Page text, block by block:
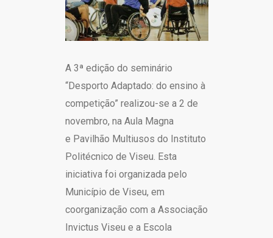
CONTACTOS
A 3ª edição do seminário
“Desporto Adaptado: do ensino à
competição” realizou-se a 2 de
novembro, na Aula Magna
e Pavilhão Multiusos do Instituto
Politécnico de Viseu. Esta
iniciativa foi organizada pelo
Município de Viseu, em
coorganização com a Associação
Invictus Viseu e a Escola